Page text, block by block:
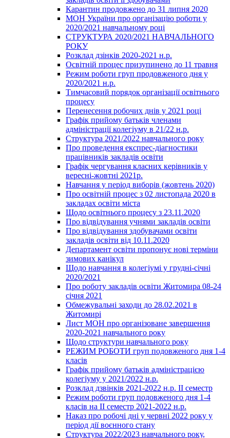
Карантин продовжено до 31 липня 2020
МОН України про організацію роботи у
2020/2021 навчальному році
СТРУКТУРА 2020/2021 НАВЧАЛЬНОГО
РОКУ
Розклад дзінків 2020-2021 н.р.
Освітній процес призупинено до 11 травня
Режим роботи груп продовженого дня у
2020/2021 н.р.
Тимчасовий порядок організації освітнього
процесу
Перенесення робочих днів у 2021 році
Графік прийому батьків членами
адміністрації колегіуму в 21/22 н.р.
Структура 2021/2022 навчального року
Про проведення експрес-діагностики
працівників закладів освіти
Графік чергування класних керівників у
вересні-жовтні 2021р.
Навчання у період виборів (жовтень 2020)
Про освітній процес з 02 листопада 2020 в
закладах освіти міста
Щодо освітнього процесу з 23.11.2020
Про відвідування учнями закладів освіти
Про відвідування здобувачами освіти
закладів освіти від 10.11.2020
Департамент освіти пропонує нові терміни
зимових канікул
Щодо навчання в колегіумі у грудні-січні
2020/2021
Про роботу закладів освіти Житомира 08-24
січня 2021
Обмежувальні заходи до 28.02.2021 в
Житомирі
Лист МОН про організоване завершення
2020-2021 навчального року
Щодо структури навчального року
РЕЖИМ РОБОТИ груп подовженого дня 1-4
класів
Графік прийому батьків адміністрацією
колегіуму у 2021/2022 н.р.
Розклад дзвінків 2021-2022 н.р. ІІ семестр
Режим роботи груп подовженого дня 1-4
класів на ІІ семестр 2021-2022 н.р.
Наказ про робочі дні у червні 2022 року у
період дії воєнного стану
Структура 2022/2023 навчального року,